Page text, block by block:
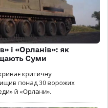
і «Орланів»: як
Суми
критичну
понад 30 ворожих
й «Орлани».